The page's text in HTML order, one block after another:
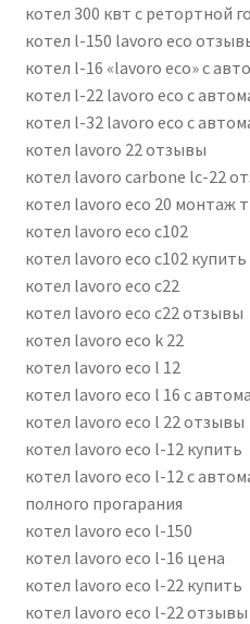
котел 300 квт с ретортной
котел l-150 lavoro eco
котел l-16 «lavoro eco» с
котел l-22 lavoro eco с
котел l-32 lavoro eco с
котел lavoro 22 отзывы
котел lavoro carbone lc-22
котел lavoro eco 20 монтаж
котел lavoro eco c102
котел lavoro eco c102 купить
котел lavoro eco c22
котел lavoro eco c22 отзывы
котел lavoro eco k 22
котел lavoro eco l 12
котел lavoro eco l 16 с
котел lavoro eco l 22 отзывы
котел lavoro eco l-12 купить
котел lavoro eco l-12 с
полного прогарания
котел lavoro eco l-150
котел lavoro eco l-16 цена
котел lavoro eco l-22 купить
котел lavoro eco l-22 отзывы